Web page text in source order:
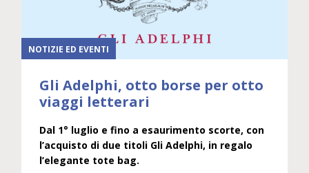
NOTIZIE ED EVENTI
Gli Adelphi, otto borse per otto
viaggi letterari
Dal 1° luglio e fino a esaurimento scorte, con
l’acquisto di due titoli Gli Adelphi, in regalo
l’elegante tote bag.